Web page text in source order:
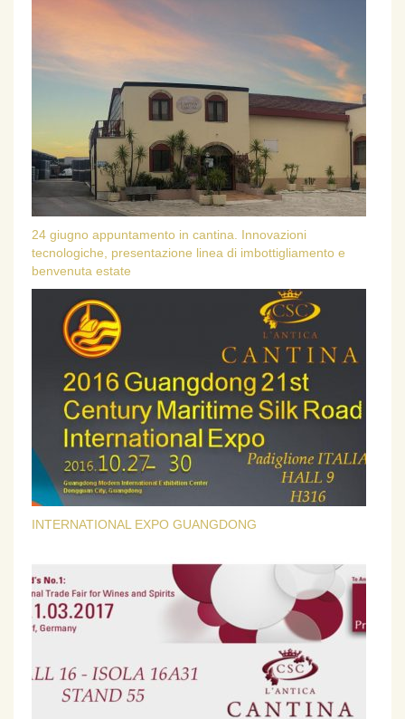
24 giugno appuntamento in cantina. Innovazioni
tecnologiche, presentazione linea di imbottigliamento e
benvenuta estate
INTERNATIONAL EXPO GUANGDONG